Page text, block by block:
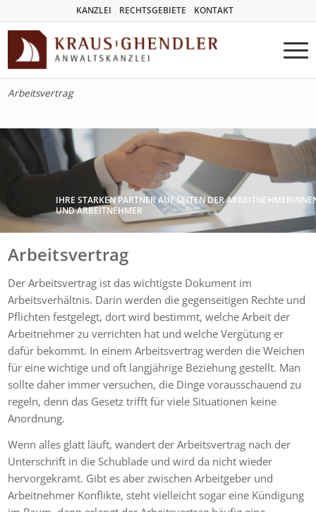
KANZLEI RECHTSGEBIETE KONTAKT
Arbeitsvertrag
IHRE STARKEN PARTNER AUF SEITEN DER
UND ARBEITNEHMER
Arbeitsvertrag
Der Arbeitsvertrag ist das wichtigste Dokument im
Arbeitsverhältnis. Darin werden die gegenseitigen Rechte und
Pflichten festgelegt, dort wird bestimmt, welche Arbeit der
Arbeitnehmer zu verrichten hat und welche Vergütung er
dafür bekommt. In einem Arbeitsvertrag werden die Weichen
für eine wichtige und oft langjährige Beziehung gestellt. Man
sollte daher immer versuchen, die Dinge vorausschauend zu
regeln, denn das Gesetz trifft für viele Situationen keine
Anordnung.
Wenn alles glatt läuft, wandert der Arbeitsvertrag nach der
Unterschrift in die Schublade und wird da nicht wieder
hervorgekramt. Gibt es aber zwischen Arbeitgeber und
Arbeitnehmer Konflikte, steht vielleicht sogar eine Kündigung